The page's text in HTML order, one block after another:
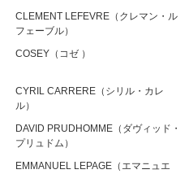
CLEMENT LEFEVRE（クレマン・ル
フェーブル）
COSEY（コゼ ）
CYRIL CARRERE（シリル・カレ
ル）
DAVID PRUDHOMME（ダヴィッド・
プリュドム）
EMMANUEL LEPAGE（エマニュエ